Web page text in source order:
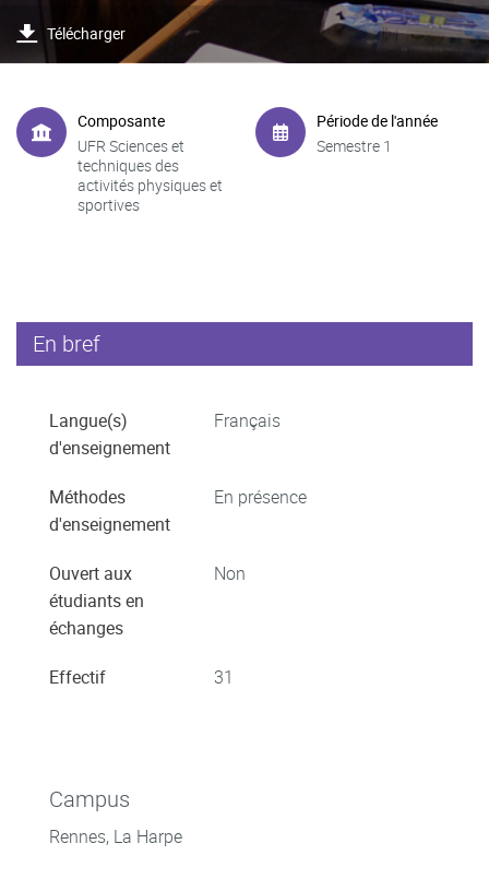
Télécharger
Composante
UFR Sciences et
techniques des
activités physiques et
sportives
Période de l'année
Semestre 1
En bref
Langue(s)
d'enseignement
Français
Méthodes
d'enseignement
En présence
Ouvert aux
étudiants en
échanges
Non
Effectif 31
Campus
Rennes, La Harpe